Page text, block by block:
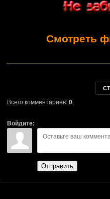
Смотреть
Всего комментариев: 0
Войдите:
Отправить